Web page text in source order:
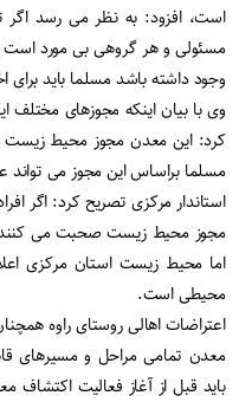
است، افزود: به نظر می رسد اگر
مسئولی و هر گروهی بی مورد است
وجود داشته باشد مسلما باید برای
وی با بیان اینکه مجوزهای مختلف
کرد: این معدن مجوز محیط زیست
مسلما براساس این مجوز می تواند
استاندار مرکزی تصریح کرد: اگر
مجوز محیط زیست صحبت می کنند،
اما محیط زیست استان مرکزی
محیطی است.
اعتراضات اهالی روستای راوه
معدن تمامی مراحل و مسیرهای
باید قبل از آغاز فعالیت اکتشاف